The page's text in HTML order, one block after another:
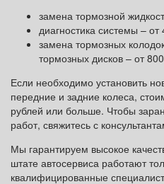
замена тормозной
диагностика системы – от
замена тормозных
тормозных дисков – от
Если необходимо установить
передние и задние колеса,
рублей или больше. Чтобы
работ, свяжитесь с
Мы гарантируем высокое
штате автосервиса работают
квалифицированные